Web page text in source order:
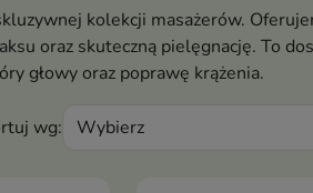
kolekcji masażerów.
oraz skuteczną pielęgnację. To
głowy oraz poprawę krążenia.
wg: Wybierz